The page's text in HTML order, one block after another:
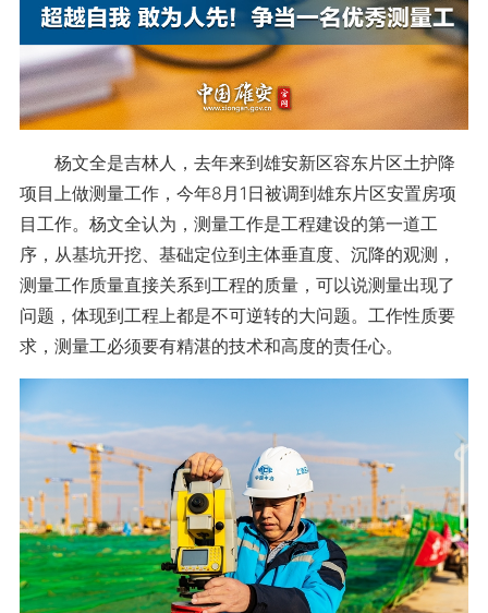
杨文全是吉林人，去年来到雄安新区容东片区土护降
项目上做测量工作，今年8月1日被调到雄东片区安置房项
目工作。杨文全认为，测量工作是工程建设的第一道工
序，从基坑开挖、基础定位到主体垂直度、沉降的观测，
测量工作质量直接关系到工程的质量，可以说测量出现了
问题，体现到工程上都是不可逆转的大问题。工作性质要
求，测量工必须要有精湛的技术和高度的责任心。